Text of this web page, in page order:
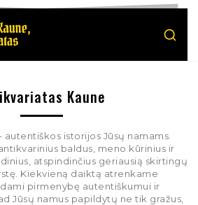
Kaune
autentiškos istorijos Jūsų namams.
baldus, meno kūrinius ir
atspindinčius geriausią skirtingų
Kiekvieną daiktą atrenkame
pirmenybę autentiškumui ir
Jūsų namus papildytų ne tik gražus,